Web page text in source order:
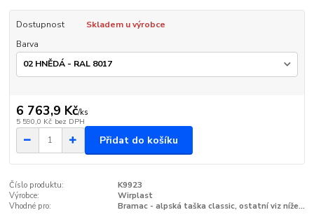
Dostupnost
Skladem u výrobce
Barva
6 763,9 Kč/ks
5 590,0 Kč bez DPH
Přidat do košíku
Číslo produktu:
K9923
Výrobce:
Wirplast
Vhodné pro:
Bramac - alpská taška classic, ostatní viz níže...